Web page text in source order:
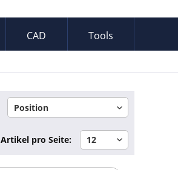
CAD Tools
Artikel pro Seite: